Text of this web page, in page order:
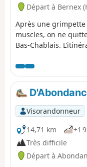
Départ à Bernex
Après une
muscles, on ne
Bas-Chablais.
massif du Mont-
Cornettes de Bise.
Visorandonneur
14,71 km
+1
Très difficile
Départ à